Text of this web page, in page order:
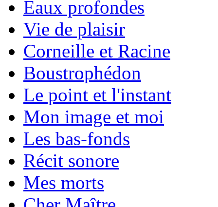
Eaux profondes
Vie de plaisir
Corneille et Racine
Boustrophédon
Le point et l'instant
Mon image et moi
Les bas-fonds
Récit sonore
Mes morts